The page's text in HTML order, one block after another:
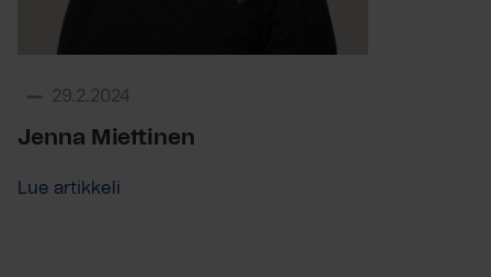
29.2.2024
Jenna Miettinen
Lue artikkeli